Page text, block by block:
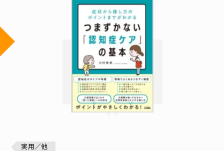
実用／他